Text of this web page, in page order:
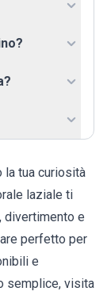
la tua curiosità
laziale ti
divertimento e
perfetto per
e
semplice, visita